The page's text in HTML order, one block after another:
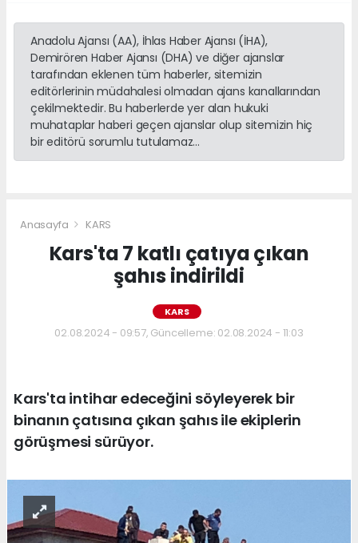
Anadolu Ajansı (AA), İhlas Haber Ajansı (İHA),
Demirören Haber Ajansı (DHA) ve diğer ajanslar
tarafından eklenen tüm haberler, sitemizin
editörlerinin müdahalesi olmadan ajans kanallarından
çekilmektedir. Bu haberlerde yer alan hukuki
muhataplar haberi geçen ajanslar olup sitemizin hiç
bir editörü sorumlu tutulamaz...
Anasayfa KARS
Kars'ta 7 katlı çatıya çıkan
şahıs indirildi
KARS
02.08.2024 - 09:57, Güncelleme: 02.08.2024 - 11:03
Kars'ta intihar edeceğini söyleyerek bir
binanın çatısına çıkan şahıs ile ekiplerin
görüşmesi sürüyor.